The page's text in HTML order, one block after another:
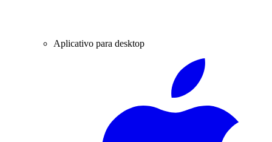
Aplicativo para desktop